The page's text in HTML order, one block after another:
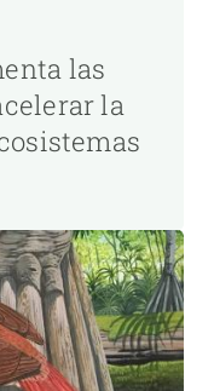
las
la